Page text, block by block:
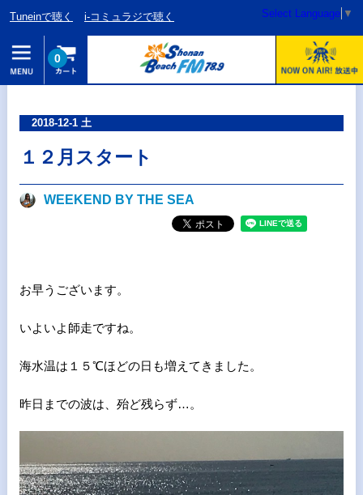
Tuneinで聴く i-コミュラジで聴く Select Language ▼
0
2018-12-1 土
１２月スタート
WEEKEND BY THE SEA
お早うございます。
いよいよ師走ですね。
海水温は１５℃ほどの日も増えてきました。
昨日までの波は、殆ど残らず…。